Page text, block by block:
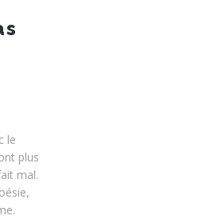
le
plus
mal.